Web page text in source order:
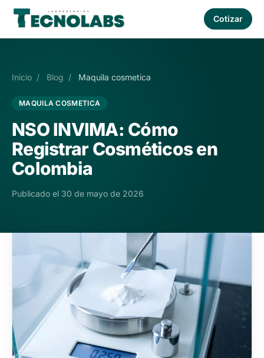
Cotizar
Inicio / Blog / Maquila cosmetica
MAQUILA COSMETICA
NSO INVIMA: Cómo
Registrar Cosméticos en
Colombia
Publicado el 30 de mayo de 2026